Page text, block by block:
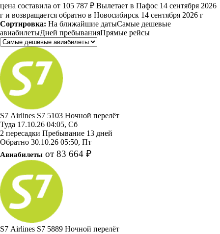
цена составила от 105 787 ₽ Вылетает в Пафос 14 сентября 2026
г и возвращается обратно в Новосибирск 14 сентября 2026 г
Сортировка: На ближайшие датыСамые дешевые
авиабилетыДней пребыванияПрямые рейсы
S7 Airlines S7 5103 Ночной перелёт
Туда 17.10.26 04:05, Сб
2 пересадки Пребывание 13 дней
Обратно 30.10.26 05:50, Пт
Авиабилеты от 83 664 ₽
S7 Airlines S7 5889 Ночной перелёт